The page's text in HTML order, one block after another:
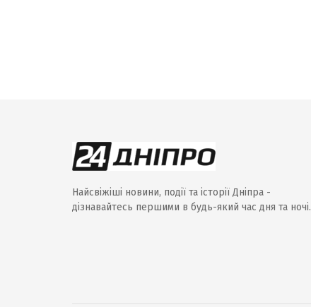
Найсвіжіші новини, події та історії Дніпра -
дізнавайтесь першими в будь-який час дня та ночі.